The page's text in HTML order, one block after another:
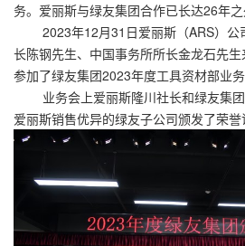
务。爱丽斯与绿友集团合作已长达26年之
2023年12月31日爱丽斯（ARS）
长陈钢先生、中国事务所所长金龙石先
参加了绿友集团2023年度工具资材部业务
业务会上爱丽斯隆川社长和绿友集
爱丽斯销售优异的绿友子公司颁发了荣誉